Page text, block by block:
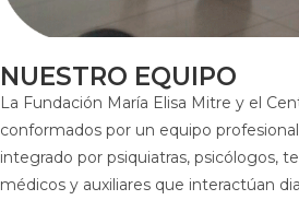
NUESTRO EQUIPO
La Fundación María Elisa Mitre y el
conformados por un equipo
integrado por psiquiatras, psicólogos,
médicos y auxiliares que interactúan